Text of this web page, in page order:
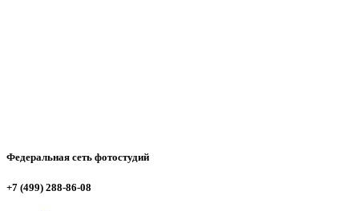
Федеральная сеть фотостудий
+7 (499) 288-86-08